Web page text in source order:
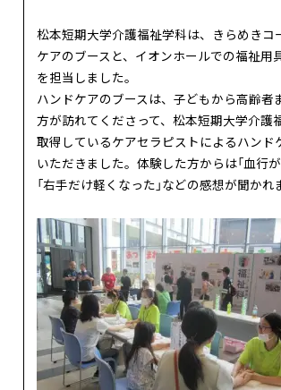
松本短期大学介護福祉学科は、きらめきコ
ケアのブースと、イオンホールでの福祉用
を担当しました。
ハンドケアのブースは、子どもから高齢者
方が訪れてくださって、松本短期大学介護
取得しているケアセラピストによるハンド
いただきました。体験した方からは「血行が
「右手だけ軽くなった」などの感想が聞かれ